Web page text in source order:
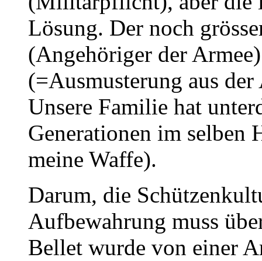
Lösung. Der noch
(Angehöriger der
(=Ausmusterung aus
Unsere Familie hat
Generationen im selben
meine Waffe).
Darum, die
Aufbewahrung muss
Bellet wurde von einer